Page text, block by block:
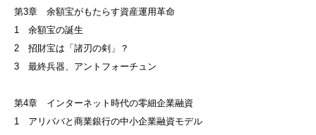
第3章 余額宝がもたらす資産運用革命
1 余額宝の誕生
2 招財宝は「諸刃の剣」？
3 最終兵器、アントフォーチュン
第4章 インターネット時代の零細企業融資
1 アリババと商業銀行の中小企業融資モデル